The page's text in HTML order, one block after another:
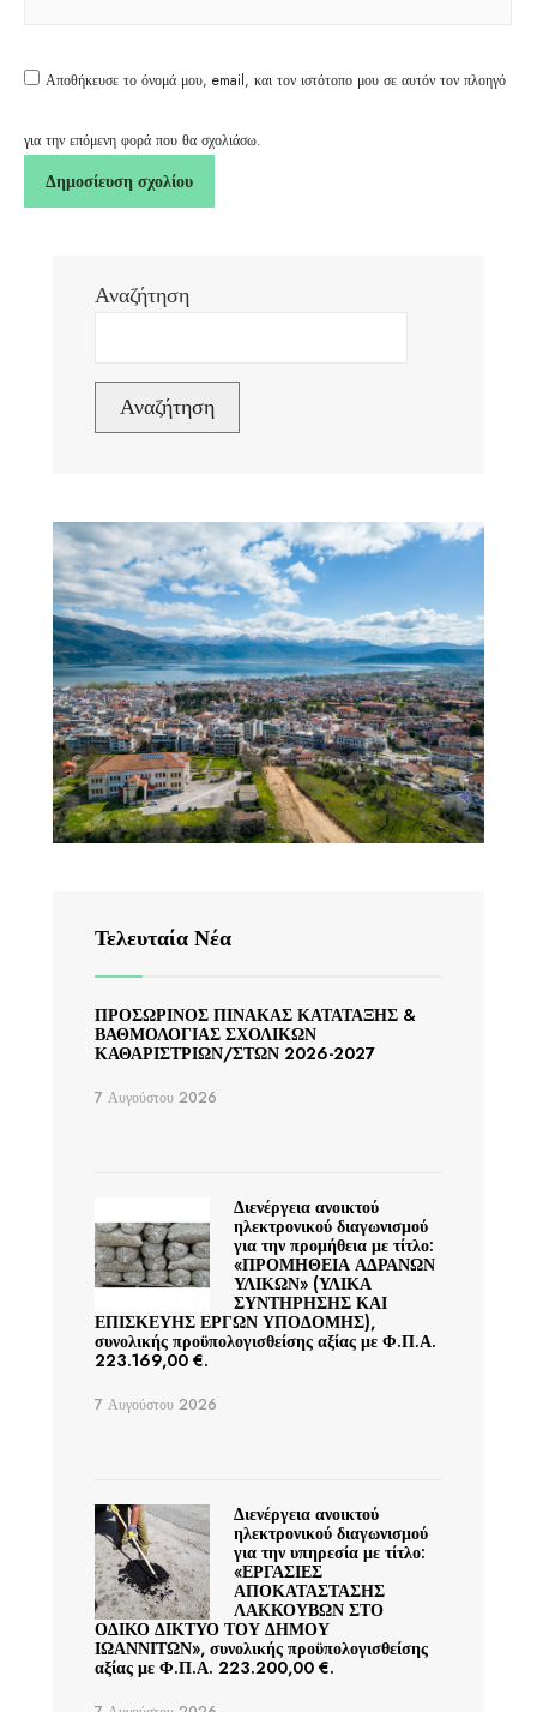
Αποθήκευσε το όνομά μου, email, και τον ιστότοπο μου σε αυτόν τον πλοηγό
για την επόμενη φορά που θα σχολιάσω.
Αναζήτηση
Αναζήτηση
Τελευταία Νέα
ΠΡΟΣΩΡΙΝΟΣ ΠΙΝΑΚΑΣ ΚΑΤΑΤΑΞΗΣ &
ΒΑΘΜΟΛΟΓΙΑΣ ΣΧΟΛΙΚΩΝ
ΚΑΘΑΡΙΣΤΡΙΩΝ/ΣΤΩΝ 2026-2027
7 Αυγούστου 2026
Διενέργεια ανοικτού
ηλεκτρονικού διαγωνισμού
για την προμήθεια με τίτλο:
«ΠΡΟΜΗΘΕΙΑ ΑΔΡΑΝΩΝ
ΥΛΙΚΩΝ» (ΥΛΙΚΑ
ΣΥΝΤΗΡΗΣΗΣ ΚΑΙ
ΕΠΙΣΚΕΥΗΣ ΕΡΓΩΝ ΥΠΟΔΟΜΗΣ),
συνολικής προϋπολογισθείσης αξίας με Φ.Π.Α.
223.169,00 €.
7 Αυγούστου 2026
Διενέργεια ανοικτού
ηλεκτρονικού διαγωνισμού
για την υπηρεσία με τίτλο:
«ΕΡΓΑΣΙΕΣ
ΑΠΟΚΑΤΑΣΤΑΣΗΣ
ΛΑΚΚΟΥΒΩΝ ΣΤΟ
ΟΔΙΚΟ ΔΙΚΤΥΟ ΤΟΥ ΔΗΜΟΥ
ΙΩΑΝΝΙΤΩΝ», συνολικής προϋπολογισθείσης
αξίας με Φ.Π.Α. 223.200,00 €.